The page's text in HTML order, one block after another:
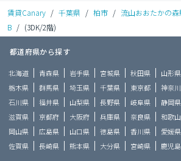
賃貸Canary / 千葉県 / 柏市 / 流山おおたかの森
B / (3DK/2階)
都道府県から探す
北海道 青森県 岩手県 宮城県 秋田県 山形県
栃木県
群馬県 埼玉県 千葉県 東京都 神奈
石川県
福井県 山梨県 長野県 岐阜県 静岡県
滋賀県
京都府 大阪府 兵庫県 奈良県 和歌
岡山県
広島県 山口県 徳島県 香川県 愛媛県
佐賀県
長崎県 熊本県 大分県 宮崎県 鹿児